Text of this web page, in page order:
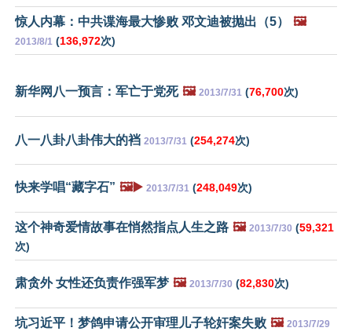
惊人内幕：中共谍海最大惨败 邓文迪被抛出（5） 🖼️
2013/8/1 (136,972次)
新华网八一预言：军亡于党死 🖼️ 2013/7/31 (76,700次)
八一八卦八卦伟大的裆 2013/7/31 (254,274次)
快来学唱“藏字石” 🖼️▶️ 2013/7/31 (248,049次)
这个神奇爱情故事在悄然指点人生之路 🖼️ 2013/7/30 (59,321
次)
肃贪外 女性还负责作强军梦 🖼️ 2013/7/30 (82,830次)
坑习近平！梦鸽申请公开审理儿子轮奸案失败 🖼️ 2013/7/29